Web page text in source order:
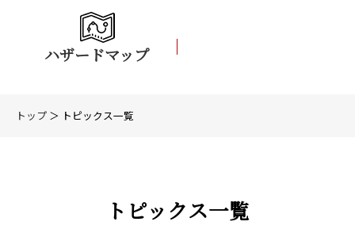
ハザードマップ
トップ ＞ トピックス一覧
トピックス一覧